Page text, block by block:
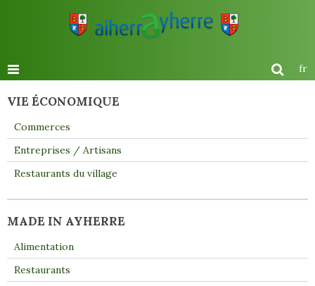
fr
VIE ÉCONOMIQUE
Commerces
Entreprises / Artisans
Restaurants du village
MADE IN AYHERRE
Alimentation
Restaurants